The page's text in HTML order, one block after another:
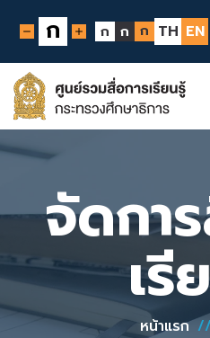
ก ก ก ก TH EN
จัดกา
เรี
หน้าแรก //